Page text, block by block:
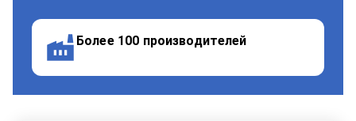
Более 100 производителей